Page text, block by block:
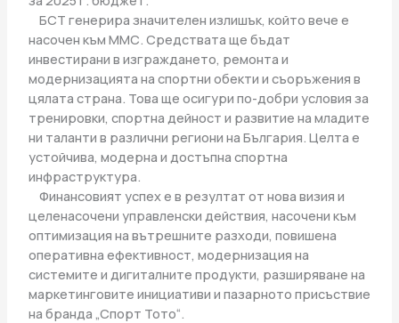
БСТ генерира значителен излишък, който вече е
насочен към ММС. Средствата ще бъдат
инвестирани в изграждането, ремонта и
модернизацията на спортни обекти и съоръжения в
цялата страна. Това ще осигури по-добри условия за
тренировки, спортна дейност и развитие на младите
ни таланти в различни региони на България. Целта е
устойчива, модерна и достъпна спортна
инфраструктура.
Финансовият успех е в резултат от нова визия и
целенасочени управленски действия, насочени към
оптимизация на вътрешните разходи, повишена
оперативна ефективност, модернизация на
системите и дигиталните продукти, разширяване на
маркетинговите инициативи и пазарното присъствие
на бранда „Спорт Тото“.